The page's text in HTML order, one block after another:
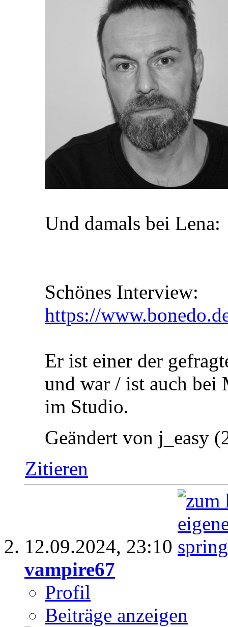
Und damals bei Lena:
Schönes Interview:
https://
Er ist einer der
und war / ist auch bei
im Studio.
Geändert von j_easy
Zitieren
12.09.2024, 23:10
vampire67
Profil
Beiträge anzeigen